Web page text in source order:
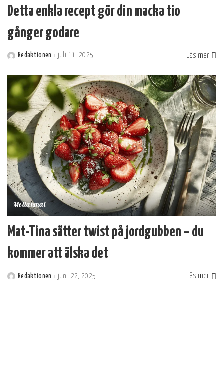
Detta enkla recept gör din macka tio
gånger godare
PostatRedaktionen juli 11, 2025 Läs mer
Mellanmål
Mat-Tina sätter twist på jordgubben – du
kommer att älska det
PostatRedaktionen juni 22, 2025 Läs mer